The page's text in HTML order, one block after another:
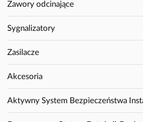
Zawory odcinające
Sygnalizatory
Zasilacze
Akcesoria
Aktywny System Bezpieczeństwa